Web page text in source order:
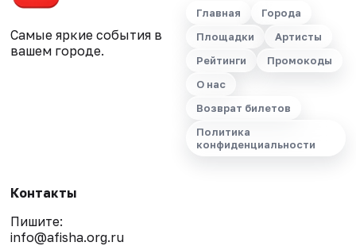
Самые яркие события в
вашем городе.
Главная
Города
Площадки
Артисты
Рейтинги
Промокоды
О нас
Возврат билетов
Политика
конфиденциальности
Контакты
Пишите:
info@afisha.org.ru